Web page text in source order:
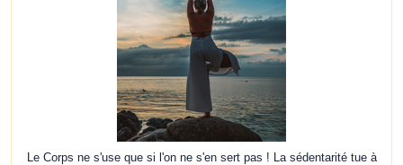
Le Corps ne s'use que si l'on ne s'en sert pas ! La sédentarité tue à